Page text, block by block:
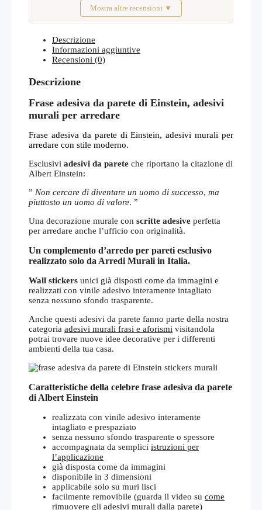
Febbraio 2026Mostra altre recensioni ▼
Descrizione
Informazioni aggiuntive
Recensioni (0)
Descrizione
Frase adesiva da parete di Einstein, adesivi
murali per arredare
Frase adesiva da parete di Einstein, adesivi murali per
arredare con stile moderno.
Esclusivi adesivi da parete che riportano la citazione di
Albert Einstein:
” Non cercare di diventare un uomo di successo, ma
piuttosto un uomo di valore. ”
Una decorazione murale con scritte adesive perfetta
per arredare anche l’ufficio con originalità.
Un complemento d’arredo per pareti esclusivo
realizzato solo da Arredi Murali in Italia.
Wall stickers unici già disposti come da immagini e
realizzati con vinile adesivo interamente intagliato
senza nessuno sfondo trasparente.
Anche questi adesivi da parete fanno parte della nostra
categoria adesivi murali frasi e aforismi visitandola
potrai trovare nuove idee decorative per i differenti
ambienti della tua casa.
Caratteristiche della celebre frase adesiva da parete
di Albert Einstein
realizzata con vinile adesivo interamente
intagliato e prespaziato
senza nessuno sfondo trasparente o spessore
accompagnata da semplici istruzioni per
l’applicazione
già disposta come da immagini
disponibile in 3 dimensioni
applicabile solo su muri lisci
facilmente removibile (guarda il video su come
rimuovere gli adesivi murali dalla parete)